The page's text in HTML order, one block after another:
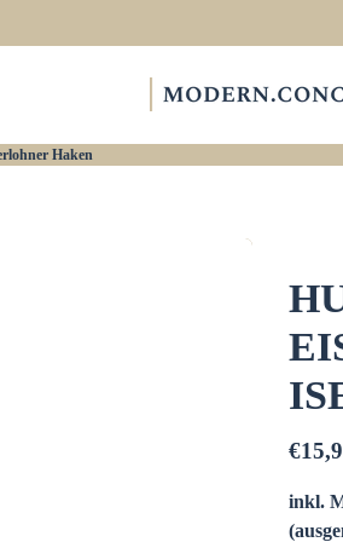
Haken
inkl.